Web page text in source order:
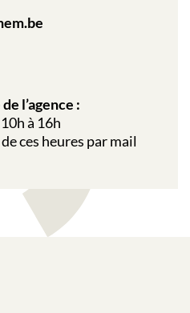
l’agence :
à 16h
ces heures par mail